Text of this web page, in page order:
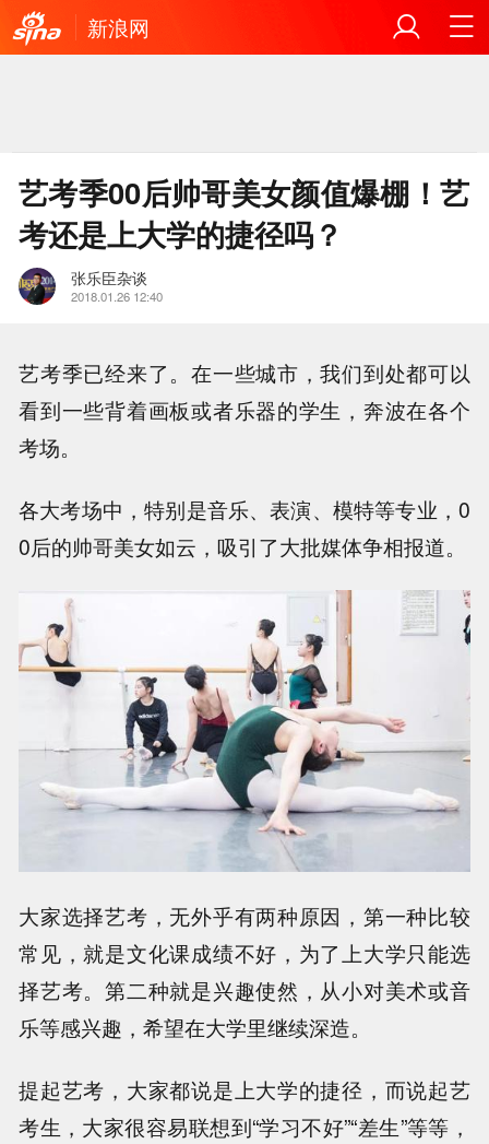
新浪网
艺考季00后帅哥美女颜值爆棚！艺
考还是上大学的捷径吗？
张乐臣杂谈
2018.01.26 12:40
艺考季已经来了。在一些城市，我们到处都可以
看到一些背着画板或者乐器的学生，奔波在各个
考场。
各大考场中，特别是音乐、表演、模特等专业，0
0后的帅哥美女如云，吸引了大批媒体争相报道。
大家选择艺考，无外乎有两种原因，第一种比较
常见，就是文化课成绩不好，为了上大学只能选
择艺考。第二种就是兴趣使然，从小对美术或音
乐等感兴趣，希望在大学里继续深造。
提起艺考，大家都说是上大学的捷径，而说起艺
考生，大家很容易联想到“学习不好”“差生”等等，